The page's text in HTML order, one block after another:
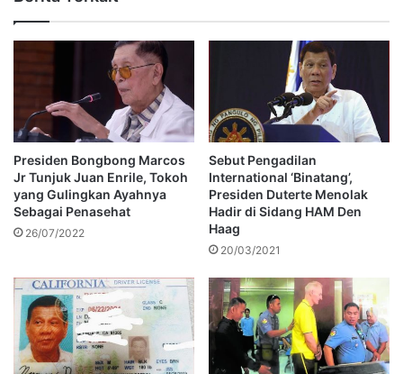
Presiden Bongbong Marcos
Jr Tunjuk Juan Enrile, Tokoh
yang Gulingkan Ayahnya
Sebagai Penasehat
26/07/2022
Sebut Pengadilan
International ‘Binatang’,
Presiden Duterte Menolak
Hadir di Sidang HAM Den
Haag
20/03/2021